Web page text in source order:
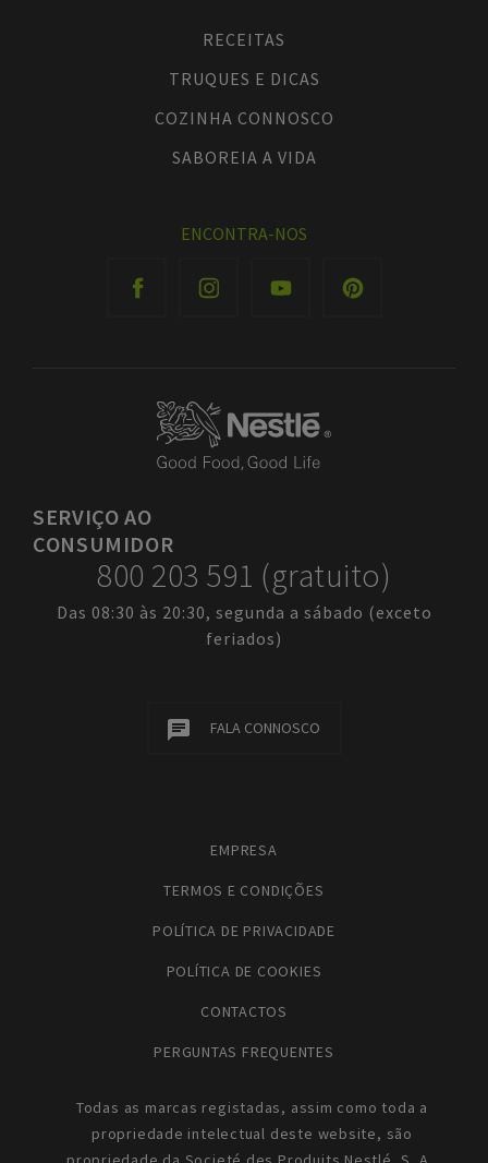
RECEITAS
TRUQUES E DICAS
COZINHA CONNOSCO
SABOREIA A VIDA
ENCONTRA-NOS
SERVIÇOAO
CONSUMIDOR
800 203 591 (gratuito)
Das 08:30 às 20:30, segunda a sábado (exceto
feriados)
FALA CONNOSCO
EMPRESA
TERMOS E CONDIÇÕES
POLÍTICA DE PRIVACIDADE
POLÍTICA DE COOKIES
CONTACTOS
PERGUNTAS FREQUENTES
Todas as marcas registadas, assim como toda a
propriedade intelectual deste website, são